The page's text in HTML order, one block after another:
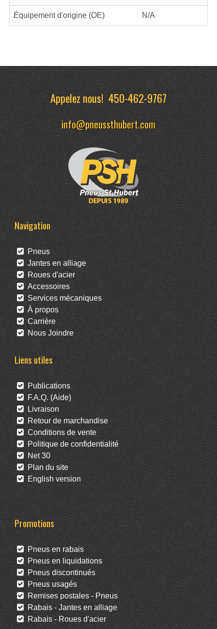
Équipement d'origine (OE) N/A
Appelez nous!450-462-9767
info@pneussthubert.com
Navigation
Pneus
Jantes en alliage
Roues d'acier
Accessoires
Services mécaniques
À propos
Carrière
Nous Joindre
Liens utiles
Publications
F.A.Q. (Aide)
Livraison
Retour de marchandise
Conditions de vente
Politique de confidentialité
Net 30
Plan du site
English version
Promotions
Pneus en rabais
Pneus en liquidations
Pneus discontinués
Pneus usagés
Remises postales - Pneus
Rabais - Jantes en alliage
Rabais - Roues d'acier